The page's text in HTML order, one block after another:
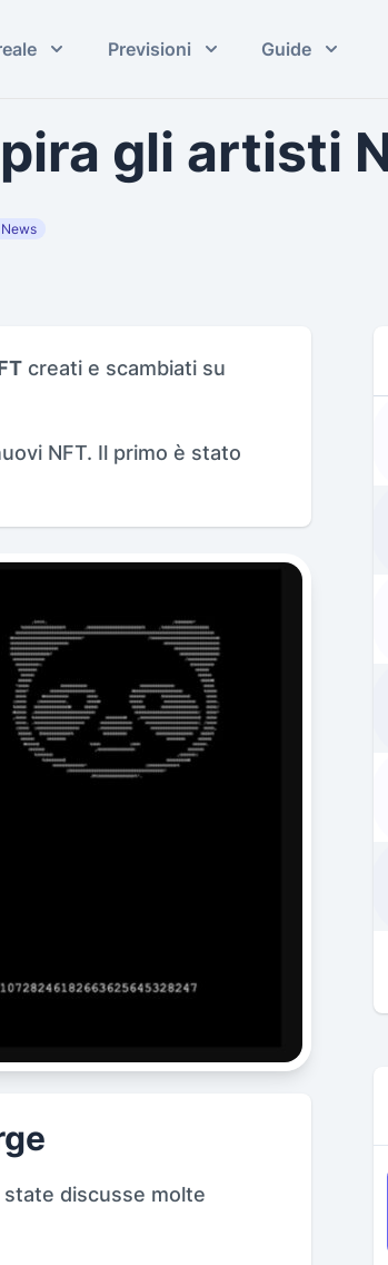
Previsioni Guide
gli artisti
News
creati e scambiati su
NFT. Il primo è stato
state discusse molte